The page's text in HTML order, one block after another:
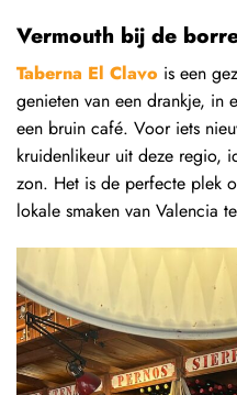
Vermouth bij de
Taberna El Clavo is een
genieten van een drankje, in
een bruin café. Voor iets
kruidenlikeur uit deze regio,
zon. Het is de perfecte plek
lokale smaken van Valencia